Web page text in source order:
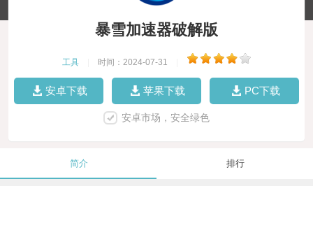
暴雪加速器破解版
工具 时间：2024-07-31
安卓下载 苹果下载 PC下载
安卓市场，安全绿色
简介 排行